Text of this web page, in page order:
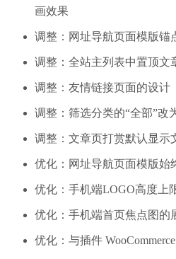
画效果
调整：网址导航页面模版锚
调整：全站主列表中置顶文
调整：友情链接页面的设计
调整：筛选分类的“全部”改
调整：文章页打赏默认显示
优化：网址导航页面模版始
优化：手机端LOGO高度上
优化：手机端首页焦点图的
优化：与插件